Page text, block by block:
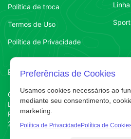
Política de troca
Termos de Uso
Política de Privacidade
Endereço
Chapecó-SC
Líder
R. Abelardo Luz
220 E
Preferências de Cookies
Usamos cookies necessários ao
mediante seu consentimento,
marketing.
Política de Privacidade Política de